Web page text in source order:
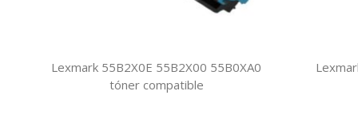
Lexmark 55B2X0E 55B2X00 55B0XA0
tóner compatible